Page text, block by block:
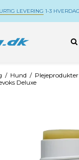
/ Hund / Plejeprodukter
Deluxe